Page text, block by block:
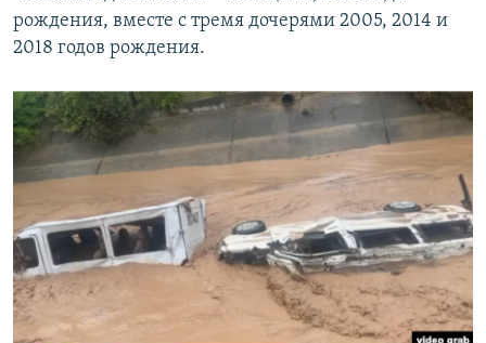
рождения, вместе с тремя дочерями 2005, 2014 и
2018 годов рождения.